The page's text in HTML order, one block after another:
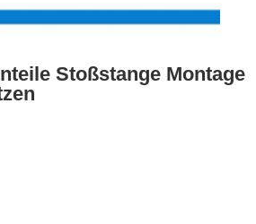
Stoßstange Montage